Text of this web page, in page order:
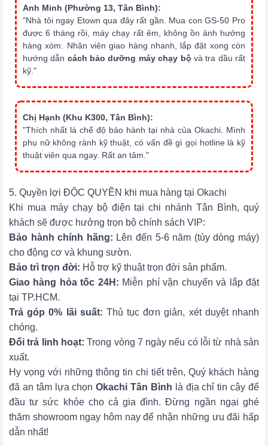
Anh Minh (Phường 13, Tân Bình):
"Nhà tôi ngay Etown qua đây rất gần. Mua con GS-50 Pro
được 6 tháng rồi, máy chạy rất êm, không ồn ảnh hưởng
hàng xóm. Nhân viên giao hàng nhanh, lắp đặt xong còn
hướng dẫn cách bảo dưỡng máy chạy bộ và tra dầu rất
kỹ."
Chị Hạnh (Khu K300, Tân Bình):
"Thích nhất là chế độ bảo hành tại nhà của Okachi. Mình
phụ nữ không rành kỹ thuật, có vấn đề gì gọi hotline là kỹ
thuật viên qua ngay. Rất an tâm."
5. Quyền lợi ĐỘC QUYỀN khi mua hàng tại Okachi
Khi mua máy chạy bộ điện tại chi nhánh Tân Bình, quý
khách sẽ được hưởng trọn bộ chính sách VIP:
Bảo hành chính hãng: Lên đến 5-6 năm (tùy dòng máy)
cho động cơ và khung sườn.
Bảo trì trọn đời: Hỗ trợ kỹ thuật trọn đời sản phẩm.
Giao hàng hỏa tốc 24H: Miễn phí vận chuyển và lắp đặt
tại TP.HCM.
Trả góp 0% lãi suất: Thủ tục đơn giản, xét duyệt nhanh
chóng.
Đổi trả linh hoạt: Trong vòng 7 ngày nếu có lỗi từ nhà sản
xuất.
Hy vọng với những thông tin chi tiết trên, Quý khách hàng
đã an tâm lựa chọnOkachi Tân Bình là địa chỉ tin cậy để
đầu tư sức khỏe cho cả gia đình. Đừng ngần ngại ghé
thăm showroom ngay hôm nay để nhận những ưu đãi hấp
dẫn nhất!